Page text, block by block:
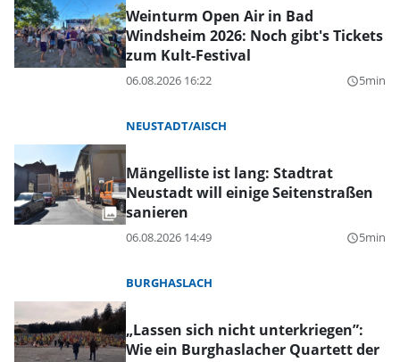
Weinturm Open Air in Bad
Windsheim 2026: Noch gibt's Tickets
zum Kult-Festival
06.08.2026 16:22 query_builder5min
NEUSTADT/AISCH
Mängelliste ist lang: Stadtrat
Neustadt will einige Seitenstraßen
sanieren
06.08.2026 14:49 query_builder5min
BURGHASLACH
„Lassen sich nicht unterkriegen”:
Wie ein Burghaslacher Quartett der